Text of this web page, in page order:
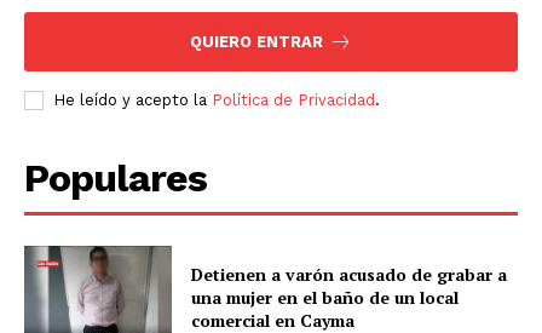
QUIERO ENTRAR
He leído y acepto la Política de Privacidad.
Populares
Detienen a varón acusado de grabar a
una mujer en el baño de un local
comercial en Cayma